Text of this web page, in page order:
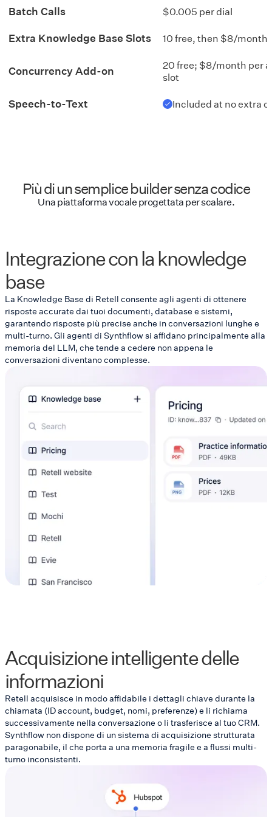
Batch Calls $0.005 per dial
Extra Knowledge Base Slots 10 free, then $8/month
Concurrency Add-on
20 free; $8/month per
slot
Speech-to-Text Included at no extra
Più di un semplice builder senza codice
Una piattaforma vocale progettata per scalare.
Integrazione con la knowledge
base
La Knowledge Base di Retell consente agli agenti di ottenere
risposte accurate dai tuoi documenti, database e sistemi,
garantendo risposte più precise anche in conversazioni lunghe e
multi-turno. Gli agenti di Synthflow si affidano principalmente alla
memoria del LLM, che tende a cedere non appena le
conversazioni diventano complesse.
Acquisizione intelligente delle
informazioni
Retell acquisisce in modo affidabile i dettagli chiave durante la
chiamata (ID account, budget, nomi, preferenze) e li richiama
successivamente nella conversazione o li trasferisce al tuo CRM.
Synthflow non dispone di un sistema di acquisizione strutturata
paragonabile, il che porta a una memoria fragile e a flussi multi-
turno inconsistenti.